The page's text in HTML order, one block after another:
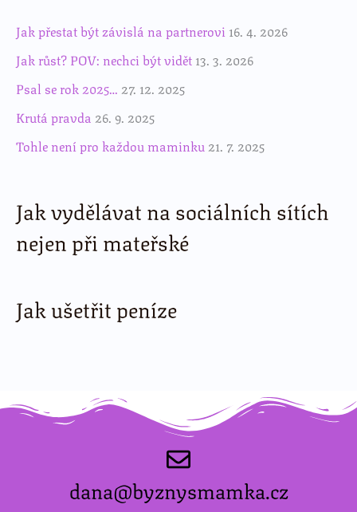
Jak přestat být závislá na partnerovi 16. 4. 2026
Jak růst? POV: nechci být vidět 13. 3. 2026
Psal se rok 2025… 27. 12. 2025
Krutá pravda 26. 9. 2025
Tohle není pro každou maminku 21. 7. 2025
Jak vydělávat na sociálních sítích
nejen při mateřské
Jak ušetřit peníze
dana@byznysmamka.cz